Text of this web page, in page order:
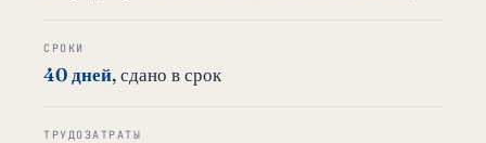
СРОКИ
40 дней, сдано в срок
ТРУДОЗАТРАТЫ